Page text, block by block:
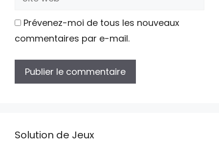
Prévenez-moi de tous les nouveaux
commentaires par e-mail.
Solution de Jeux